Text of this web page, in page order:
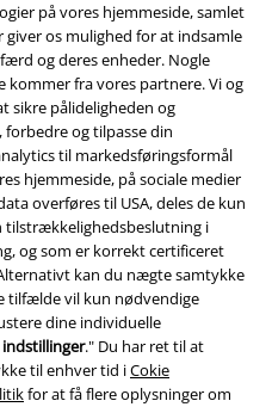
på vores hjemmeside, samlet
giver os mulighed for at indsamle
og deres enheder. Nogle
kommer fra vores partnere. Vi og
sikre pålideligheden og
og tilpasse din
til markedsføringsformål
hjemmeside, på sociale medier
overføres til USA, deles de kun
tilstrækkelighedsbeslutning i
og som er korrekt certificeret
kan du nægte samtykke
tilfælde vil kun nødvendige
dine individuelle
." Du har ret til at
til enhver tid iCokie
for at få flere oplysninger om
app
få glæde af alle forbedringerne
Company